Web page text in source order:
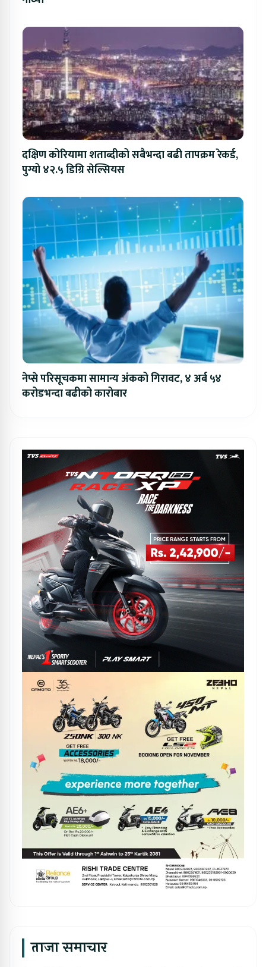
दक्षिण कोरियामा शताब्दीको सबैभन्दा बढी तापक्रम रेकर्ड,
पुग्यो ४२.५ डिग्रि सेल्सियस
नेप्से परिसूचकमा सामान्य अंकको गिरावट, ४ अर्ब ५४
करोडभन्दा बढीको कारोबार
ताजा समाचार